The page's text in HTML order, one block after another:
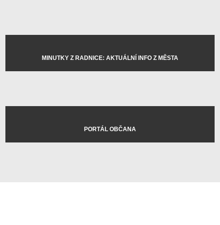
MINUTKY Z RADNICE: AKTUÁLNÍ INFO Z MĚSTA
PORTÁL OBČANA